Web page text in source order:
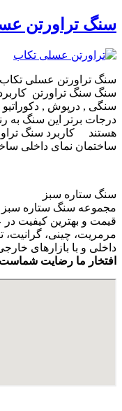
سنگ تراورتن
سنگ تراورتن عسلی
سنگ سنگ تراورتن
سنگی , درپوش ,
درجات برتر این سنگ به
هستند کاربرد سنگ
ساختمان نمای داخلی
سنگ ستاره سبز
مجموعه سنگ ستاره سبز
قیمت و بهترین کیفیت
مرمریت، چینی، گرانیت،
داخلی و با بازارهای
افتخار ما رضایت